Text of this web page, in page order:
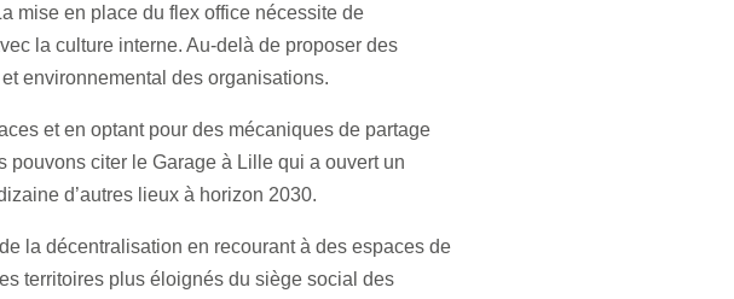
mise en place du flex office nécessite de
la culture interne. Au-delà de proposer des
environnemental des organisations.
et en optant pour des mécaniques de partage
pouvons citer le Garage à Lille qui a ouvert un
d’autres lieux à horizon 2030.
la décentralisation en recourant à des espaces de
territoires plus éloignés du siège social des